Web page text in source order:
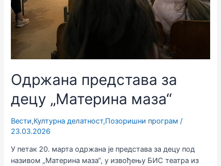
Одржана представа за
децу „Материна маза“
Вести,Културна делатност,Позоришни програм /
23.03.2026
У петак 20. марта одржана је представа за децу под
називом „Материна маза“, у извођењу БИС театра из